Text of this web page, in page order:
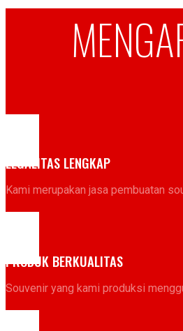
LEGALITAS LENGKAP
Kami merupakan jasa pembuatan
PRODUK BERKUALITAS
Souvenir yang kami produksi